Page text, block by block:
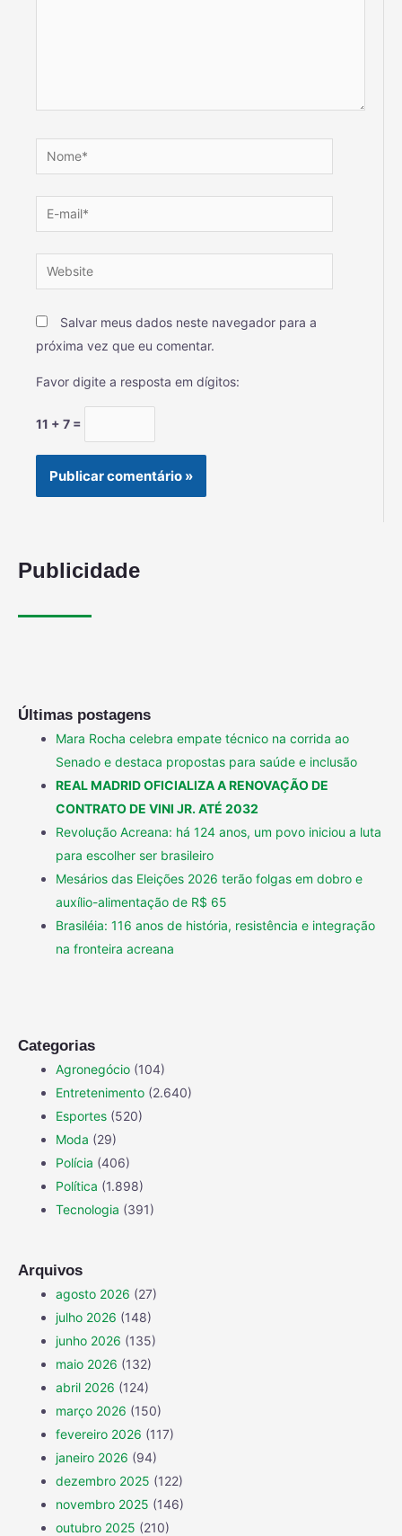
Salvar meus dados neste navegador para a
próxima vez que eu comentar.
Favor digite a resposta em dígitos:
11 + 7 =
Publicidade
Últimas postagens
Mara Rocha celebra empate técnico na corrida ao
Senado e destaca propostas para saúde e inclusão
REAL MADRID OFICIALIZA A RENOVAÇÃO DE
CONTRATO DE VINI JR. ATÉ 2032
Revolução Acreana: há 124 anos, um povo iniciou a luta
para escolher ser brasileiro
Mesários das Eleições 2026 terão folgas em dobro e
auxílio-alimentação de R$ 65
Brasiléia: 116 anos de história, resistência e integração
na fronteira acreana
Categorias
Agronegócio (104)
Entretenimento (2.640)
Esportes (520)
Moda (29)
Polícia (406)
Política (1.898)
Tecnologia (391)
Arquivos
agosto 2026 (27)
julho 2026 (148)
junho 2026 (135)
maio 2026 (132)
abril 2026 (124)
março 2026 (150)
fevereiro 2026 (117)
janeiro 2026 (94)
dezembro 2025 (122)
novembro 2025 (146)
outubro 2025 (210)